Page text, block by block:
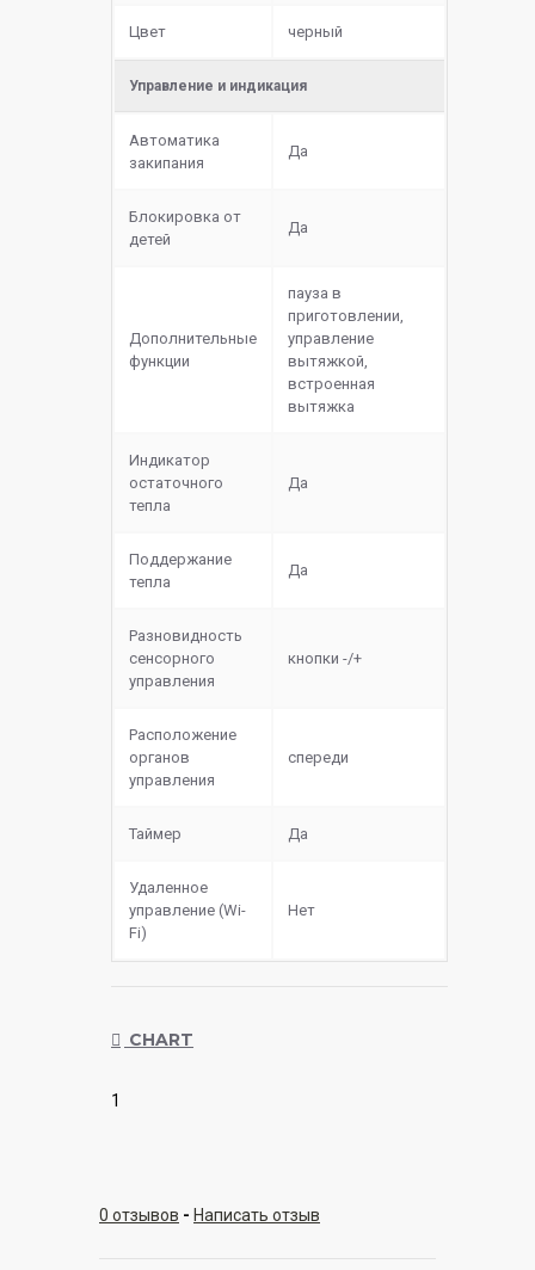
Цвет черный
Управление и индикация
Автоматика
закипания
Да
Блокировка от
детей
Да
Дополнительные
функции
пауза в
приготовлении,
управление
вытяжкой,
встроенная
вытяжка
Индикатор
остаточного
тепла
Да
Поддержание
тепла
Да
Разновидность
сенсорного
управления
кнопки -/+
Расположение
органов
управления
спереди
Таймер Да
Удаленное
управление (Wi-
Fi)
Нет
CHART
1
0 отзывов - Написать отзыв